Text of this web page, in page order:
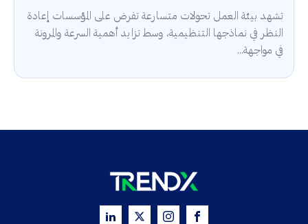
تشهد بيئة العمل تحولات متسارعة تفرض على المؤسسات إعادة
النظر في نماذجها التنظيمية، وسط تزايد أهمية السرعة والمرونة
في مواجهة...